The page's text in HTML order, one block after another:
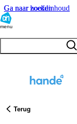
Ga naar hoofdinhoud
Ga naar zoeken
menu
Terug